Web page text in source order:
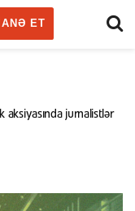
IANƏ ET
aksiyasında jurnalistlər